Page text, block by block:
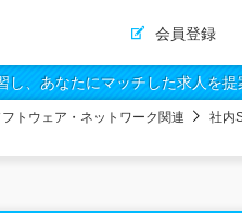
会員登録
、あなたにマッチした求人を提
フトウェア・ネットワーク関連 社内